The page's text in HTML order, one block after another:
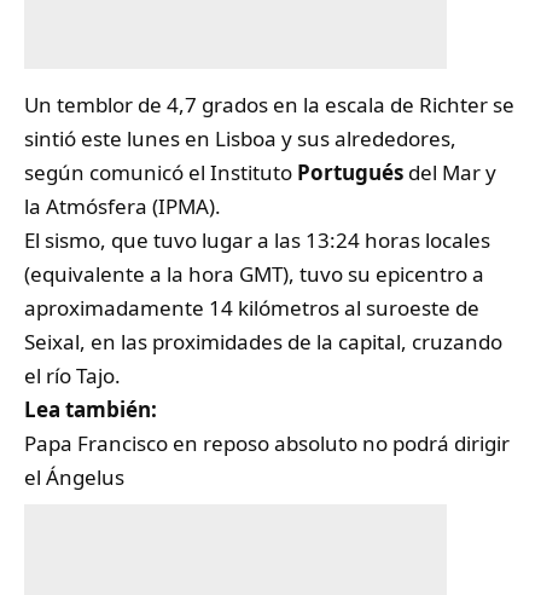
Un temblor de 4,7 grados en la escala de Richter se
sintió este lunes en Lisboa y sus alrededores,
según comunicó el Instituto Portugués del Mar y
la Atmósfera (IPMA).
El sismo, que tuvo lugar a las 13:24 horas locales
(equivalente a la hora GMT), tuvo su epicentro a
aproximadamente 14 kilómetros al suroeste de
Seixal, en las proximidades de la capital, cruzando
el río Tajo.
Lea también:
Papa Francisco en reposo absoluto no podrá dirigir
el Ángelus